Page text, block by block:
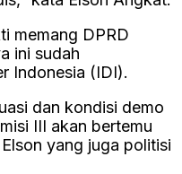
memang DPRD
ini sudah
Indonesia (IDI).
dan kondisi demo
III akan bertemu
yang juga politisi